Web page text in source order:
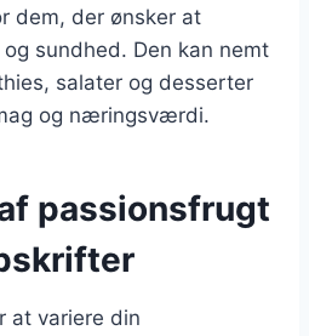
dem, der ønsker at
sundhed. Den kan nemt
salater og desserter
og næringsværdi.
passionsfrugt
at variere din